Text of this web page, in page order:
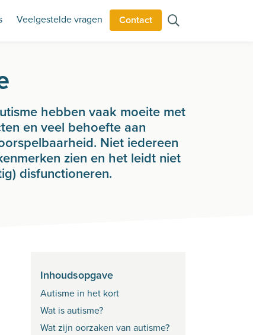
Veelgestelde vragen Contact
hebben vaak moeite met
en veel behoefte aan
Niet iedereen
zien en het leidt niet
disfunctioneren.
Inhoudsopgave
Autisme in het kort
Wat is autisme?
Wat zijn oorzaken van autisme?